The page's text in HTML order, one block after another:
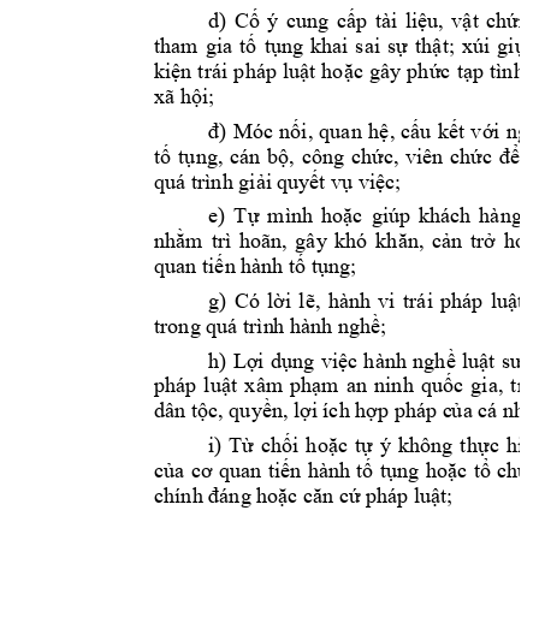
d) Cố ý cung cấp tài liệu, vật
tham gia tố tụng khai sai sự thật; xúi giục
kiện trái pháp luật hoặc gây phức tạp tình
xã hội;
đ) Móc nối, quan hệ, cấu kết với
tố tụng, cán bộ, công chức, viên chức để
quá trình giải quyết vụ việc;
e) Tự mình hoặc giúp khách hàng
nhằm trì hoãn, gây khó khăn, cản trở
quan tiến hành tố tụng;
g) Có lời lẽ, hành vi trái pháp luật
trong quá trình hành nghề;
h) Lợi dụng việc hành nghề luật sư,
pháp luật xâm phạm an ninh quốc gia, t
dân tộc, quyền, lợi ích hợp pháp của cá
i) Từ chối hoặc tự ý không thực
của cơ quan tiến hành tố tụng hoặc tổ
chính đáng hoặc căn cứ pháp luật;